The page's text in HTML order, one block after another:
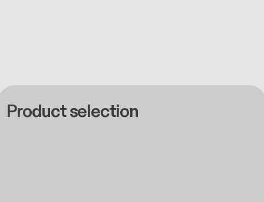
Product selection